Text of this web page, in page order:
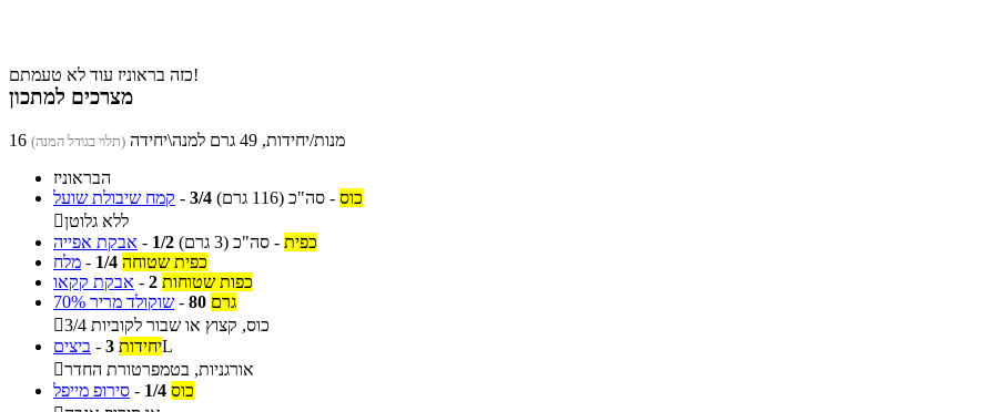
כזה בראוניז עוד לא טעמתם!
מצרכים למתכון
16 מנות/יחידות, 49 גרם למנה\יחידה (תלוי בגודל המנה)
הבראוניז
קמח שיבולת שועל - 3/4 כוס - סה"כ (116 גרם)
ללא גלוטן
אבקת אפייה - 1/2 כפית - סה"כ (3 גרם)
מלח - 1/4 כפית שטוחה
אבקת קקאו - 2 כפות שטוחות
שוקולד מריר 70% - 80 גרם

3/4 כוס, קצוץ או שבור לקוביות
ביצים - 3 יחידותL
אורגניות, בטמפרטורת החדר
סירופ מייפל - 1/4 כוס